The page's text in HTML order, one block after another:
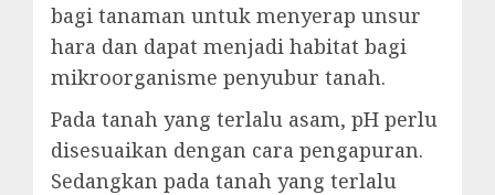
bagi tanaman untuk menyerap unsur
hara dan dapat menjadi habitat bagi
mikroorganisme penyubur tanah.
Pada tanah yang terlalu asam, pH perlu
disesuaikan dengan cara pengapuran.
Sedangkan pada tanah yang terlalu